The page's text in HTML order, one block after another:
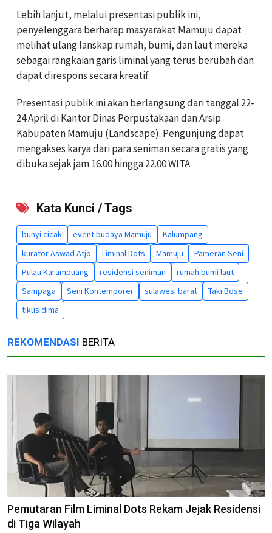
Lebih lanjut, melalui presentasi publik ini,
penyelenggara berharap masyarakat Mamuju dapat
melihat ulang lanskap rumah, bumi, dan laut mereka
sebagai rangkaian garis liminal yang terus berubah dan
dapat direspons secara kreatif.
Presentasi publik ini akan berlangsung dari tanggal 22-
24 April di Kantor Dinas Perpustakaan dan Arsip
Kabupaten Mamuju (Landscape). Pengunjung dapat
mengakses karya dari para seniman secara gratis yang
dibuka sejak jam 16.00 hingga 22.00 WITA.
Kata Kunci / Tags
bunyi cicak event budaya Mamuju
Kalumpang
kurator Aswad Atjo
Liminal Dots Mamuju
Pameran Seni
Pulau Karampuang
residensi seniman
rumah bumi laut
Sampaga
Seni Kontemporer sulawesi barat
Taki Bose
tikus dima
REKOMENDASI BERITA
Pemutaran Film Liminal Dots Rekam Jejak Residensi
di Tiga Wilayah